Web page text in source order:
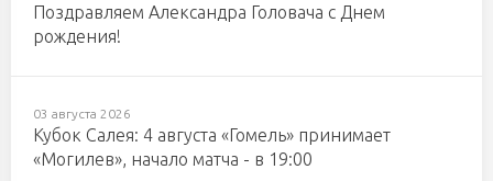
Поздравляем Александра Головача с Днем
рождения!
03 августа 2026
Кубок Салея: 4 августа «Гомель» принимает
«Могилев», начало матча - в 19:00